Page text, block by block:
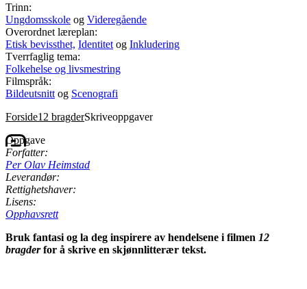
Trinn:
Ungdomsskole og Videregående
Overordnet læreplan:
Etisk bevissthet, Identitet og Inkludering
Tverrfaglig tema:
Folkehelse og livsmestring
Filmspråk:
Bildeutsnitt og Scenografi
Forside12 bragderSkriveoppgaver
Oppgave
Forfatter:
Per Olav Heimstad
Leverandør:
Rettighetshaver:
Lisens:
Opphavsrett
Bruk fantasi og la deg inspirere av hendelsene i filmen 12
bragderfor å skrive en skjønnlitterær tekst.